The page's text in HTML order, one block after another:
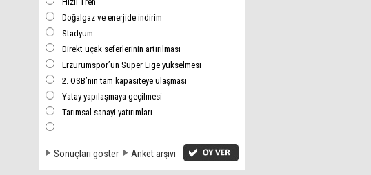
Doğalgaz ve enerjide indirim
Stadyum
Direkt uçak seferlerinin artırılması
Erzurumspor’un Süper Lige yükselmesi
2. OSB’nin tam kapasiteye ulaşması
Yatay yapılaşmaya geçilmesi
Tarımsal sanayi yatırımları
Sonuçları göster Anket arşivi